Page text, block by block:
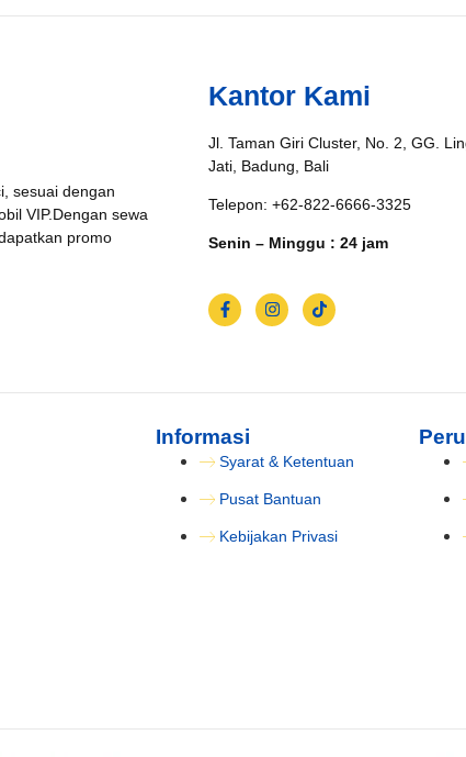
sesuai dengan
VIP.Dengan sewa
promo
Kantor Kami
Jl. Taman Giri Cluster, No. 2, GG.
Jati, Badung, Bali
Telepon: +62-822-6666-3325
Senin – Minggu : 24 jam
Informasi
Syarat & Ketentuan
Pusat Bantuan
Kebijakan Privasi